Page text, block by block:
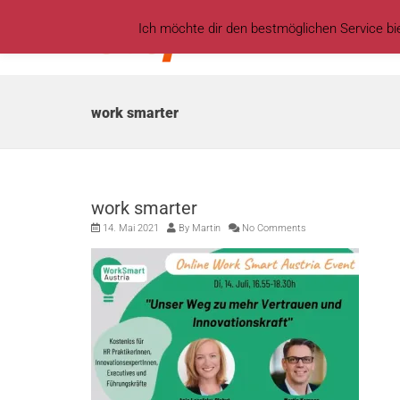
work smarter
work smarter
14. Mai 2021 By Martin No Comments
Ich möchte dir den bestmöglichen Service